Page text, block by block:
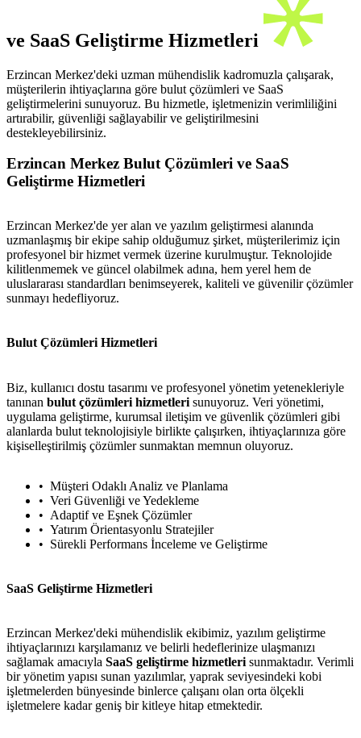
ve SaaS Geliştirme Hizmetleri
Erzincan Merkez'deki uzman mühendislik kadromuzla çalışarak,
müşterilerin ihtiyaçlarına göre bulut çözümleri ve SaaS
geliştirmelerini sunuyoruz. Bu hizmetle, işletmenizin verimliliğini
artırabilir, güvenliği sağlayabilir ve geliştirilmesini
destekleyebilirsiniz.
Erzincan Merkez Bulut Çözümleri ve SaaS
Geliştirme Hizmetleri
Erzincan Merkez'de yer alan ve yazılım geliştirmesi alanında
uzmanlaşmış bir ekipe sahip olduğumuz şirket, müşterilerimiz için
profesyonel bir hizmet vermek üzerine kurulmuştur. Teknolojide
kilitlenmemek ve güncel olabilmek adına, hem yerel hem de
uluslararası standardları benimseyerek, kaliteli ve güvenilir çözümler
sunmayı hedefliyoruz.
Bulut Çözümleri Hizmetleri
Biz, kullanıcı dostu tasarımı ve profesyonel yönetim yetenekleriyle
tanınan bulut çözümleri hizmetleri sunuyoruz. Veri yönetimi,
uygulama geliştirme, kurumsal iletişim ve güvenlik çözümleri gibi
alanlarda bulut teknolojisiyle birlikte çalışırken, ihtiyaçlarınıza göre
kişiselleştirilmiş çözümler sunmaktan memnun oluyoruz.
Müşteri Odaklı Analiz ve Planlama
Veri Güvenliği ve Yedekleme
Adaptif ve Eşnek Çözümler
Yatırım Örientasyonlu Stratejiler
Sürekli Performans İnceleme ve Geliştirme
SaaS Geliştirme Hizmetleri
Erzincan Merkez'deki mühendislik ekibimiz, yazılım geliştirme
ihtiyaçlarınızı karşılamanız ve belirli hedeflerinize ulaşmanızı
sağlamak amacıyla SaaS geliştirme hizmetleri sunmaktadır. Verimli
bir yönetim yapısı sunan yazılımlar, yaprak seviyesindeki kobi
işletmelerden bünyesinde binlerce çalışanı olan orta ölçekli
işletmelere kadar geniş bir kitleye hitap etmektedir.